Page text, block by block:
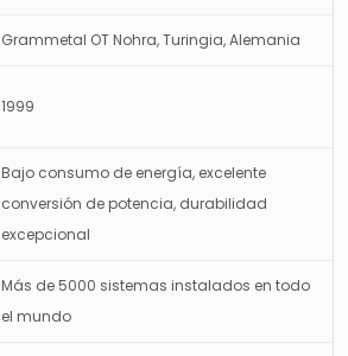
Grammetal OT Nohra, Turingia, Alemania
1999
Bajo consumo de energía, excelente
conversión de potencia, durabilidad
excepcional
Más de 5000 sistemas instalados en todo
el mundo